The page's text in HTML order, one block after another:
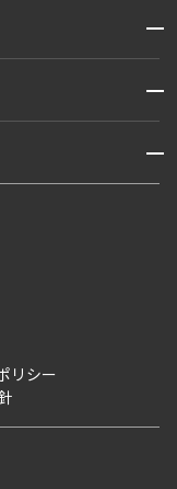
開閉
開閉
い物件入居申込
開閉
リシー